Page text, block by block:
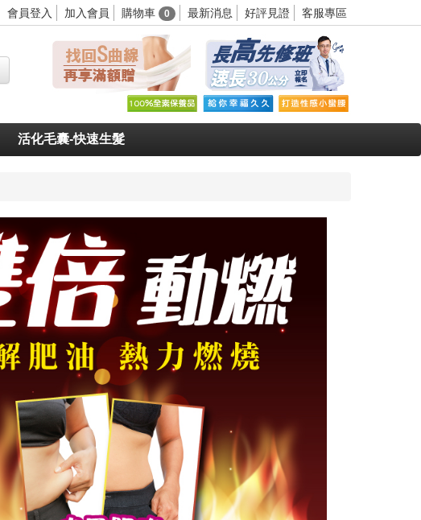
會員登入 加入會員 購物車 0 最新消息 好評見證 客服專區
活化毛囊-快速生髮